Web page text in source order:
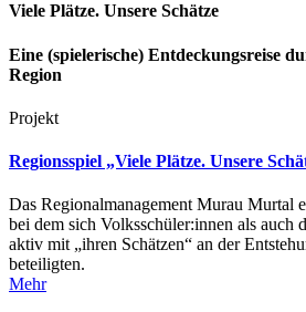
Viele Plätze. Unsere Schätze
Eine (spielerische) Entdeckungsreise
Region
Projekt
Regionsspiel „Viele Plätze. Unsere
Das Regionalmanagement Murau Murtal
bei dem sich Volksschüler:innen als auch
aktiv mit „ihren Schätzen“ an der
beteiligten.
Mehr